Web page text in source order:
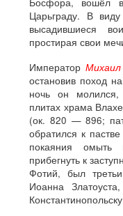
Босфора, вошёл
Царьграду. В
высадившиеся
простирая свои
Император
остановив поход
ночь он
плитах храма
(ок. 820 — 896;
обратился к
покаяния
прибегнуть к
Фотий, был
Иоанна